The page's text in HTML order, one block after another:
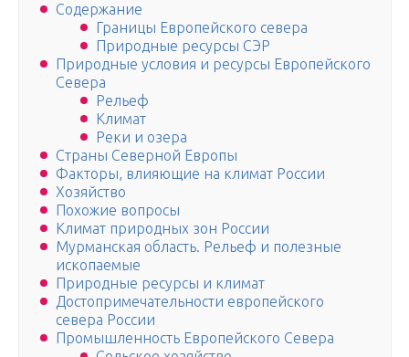
Содержание
Границы Европейского севера
Природные ресурсы СЭР
Природные условия и ресурсы Европейского
Севера
Рельеф
Климат
Реки и озера
Страны Северной Европы
Факторы, влияющие на климат России
Хозяйство
Похожие вопросы
Климат природных зон России
Мурманская область. Рельеф и полезные
ископаемые
Природные ресурсы и климат
Достопримечательности европейского
севера России
Промышленность Европейского Севера